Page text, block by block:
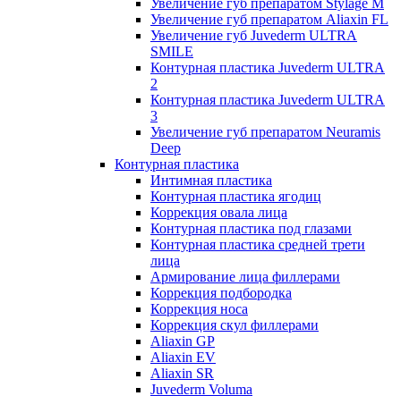
Увеличение губ препаратом Stylage M
Увеличение губ препаратом Aliaxin FL
Увеличение губ Juvederm ULTRA
SMILE
Контурная пластика Juvederm ULTRA
2
Контурная пластика Juvederm ULTRA
3
Увеличение губ препаратом Neuramis
Deep
Контурная пластика
Интимная пластика
Контурная пластика ягодиц
Коррекция овала лица
Контурная пластика под глазами
Контурная пластика средней трети
лица
Армирование лица филлерами
Коррекция подбородка
Коррекция носа
Коррекция скул филлерами
Aliaxin GP
Aliaxin EV
Aliaxin SR
Juvederm Voluma